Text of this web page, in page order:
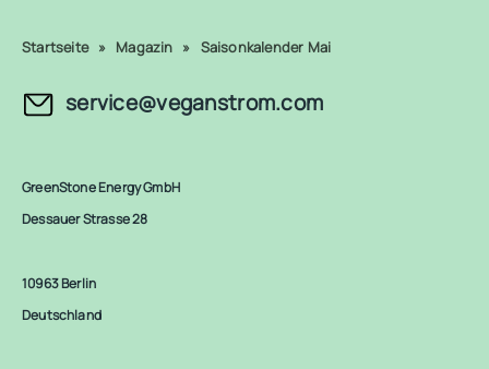
Startseite » Magazin » Saisonkalender Mai
service@veganstrom.com
GreenStone Energy GmbH
Dessauer Strasse 28
10963 Berlin
Deutschland